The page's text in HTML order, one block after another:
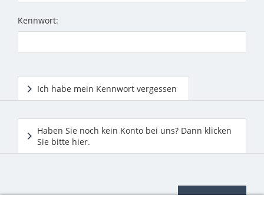
Kennwort:
Ich habe mein Kennwort vergessen
Haben Sie noch kein Konto bei uns? Dann klicken
Sie bitte hier.